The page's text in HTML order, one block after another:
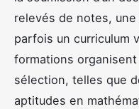
relevés de notes,
parfois un curriculum
formations
sélection, telles que
aptitudes en